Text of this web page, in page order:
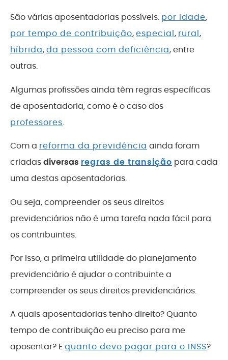
São várias aposentadorias possíveis: por idade,
por tempo de contribuição,especial, rural,
híbrida,da pessoa com deficiência, entre
outras.
Algumas profissões ainda têm regras específicas
de aposentadoria, como é o caso dos
professores.
Com a reforma da previdência ainda foram
criadasdiversas regras de transição para cada
uma destas aposentadorias.
Ou seja, compreender os seus direitos
previdenciários não é uma tarefa nada fácil para
os contribuintes.
Por isso, a primeira utilidade do planejamento
previdenciário é ajudar o contribuinte a
compreender os seus direitos previdenciários.
A quais aposentadorias tenho direito? Quanto
tempo de contribuição eu preciso para me
aposentar? Equanto devo pagar para o INSS?